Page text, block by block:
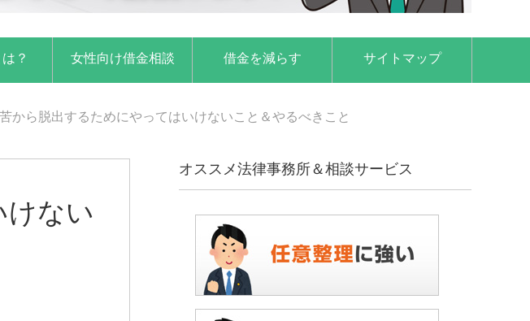
？ 女性向け借金相談 借金を減らす サイトマップ
から脱出するためにやってはいけないこと＆やるべきこと
けない
オススメ法律事務所＆相談サービス